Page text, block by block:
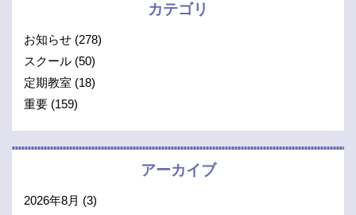
カテゴリ
お知らせ (278)
スクール (50)
定期教室 (18)
重要 (159)
アーカイブ
2026年8月 (3)